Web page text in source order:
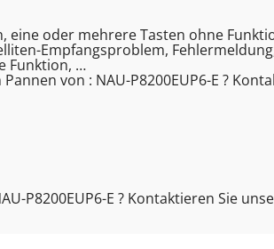
oder mehrere Tasten ohne
Empfangsproblem,
Funktion, …
von : NAU-P8200EUP6-E ?
P8200EUP6-E ? Kontaktieren Sie